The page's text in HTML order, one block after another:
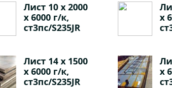
Лист 10 х 2000
х 6000 г/к,
ст3пс/S235JR
х
Лист 14 х 1500
х 6000 г/к,
ст3пс/S235JR
х